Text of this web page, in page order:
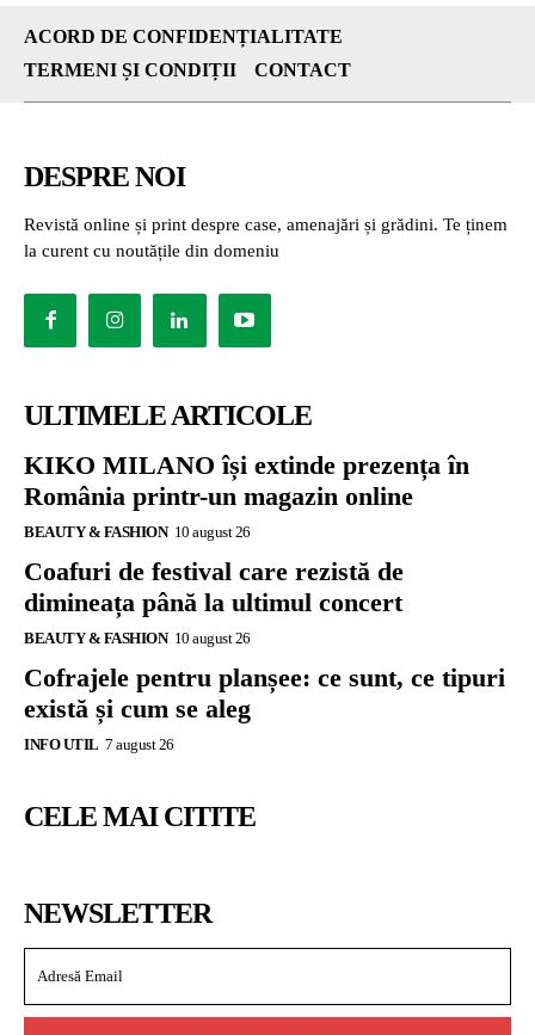
ACORD DE CONFIDENȚIALITATE
TERMENI ȘI CONDIȚII
CONTACT
DESPRE NOI
Revistă online și print despre case, amenajări și grădini. Te ținem
la curent cu noutățile din domeniu
ULTIMELE ARTICOLE
KIKO MILANO își extinde prezența în
România printr-un magazin online
BEAUTY & FASHION 10 august 26
Coafuri de festival care rezistă de
dimineața până la ultimul concert
BEAUTY & FASHION 10 august 26
Cofrajele pentru planșee: ce sunt, ce tipuri
există și cum se aleg
INFO UTIL 7 august 26
CELE MAI CITITE
NEWSLETTER